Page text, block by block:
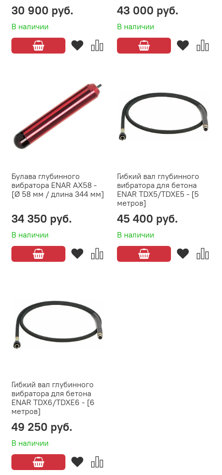
В наличии
30 900 руб.
В наличии
43 000 руб.
Булава глубинного
вибратора ENAR AX58 -
[Ø 58 мм / длина 344 мм]
В наличии
34 350 руб.
Гибкий вал глубинного
вибратора для бетона
ENAR TDX5/TDXE5 - [5
метров]
В наличии
45 400 руб.
Гибкий вал глубинного
вибратора для бетона
ENAR TDX6/TDXE6 - [6
метров]
В наличии
49 250 руб.